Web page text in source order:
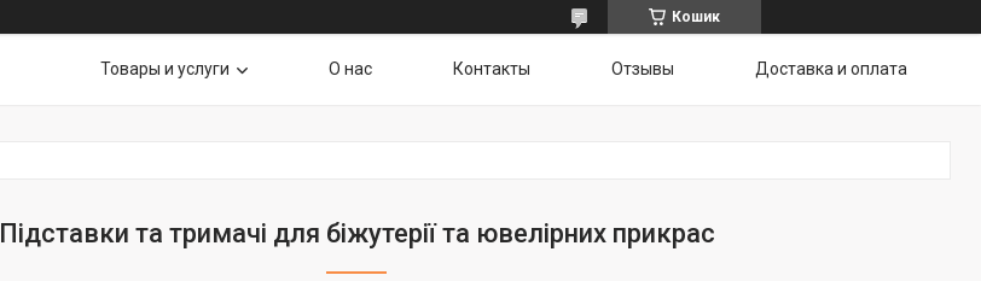
Кошик
Товары и услуги О нас Контакты Отзывы Доставка и оплата
Підставки та тримачі для біжутерії та ювелірних прикрас